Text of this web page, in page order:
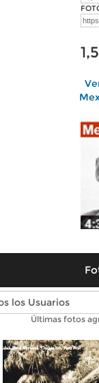
Fotos
Últimas fotos